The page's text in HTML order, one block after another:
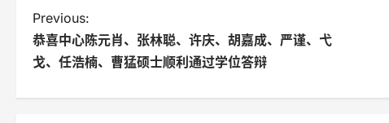
P
o
Previous:
恭喜中心陈元肖、张林聪、许庆、胡嘉成、严谨、弋
戈、任浩楠、曹猛硕士顺利通过学位答辩